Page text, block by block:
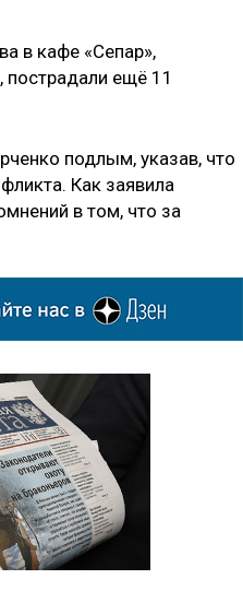
в кафе «Сепар»,
ещё 11
подлым, указав, что
Как заявила
в том, что за